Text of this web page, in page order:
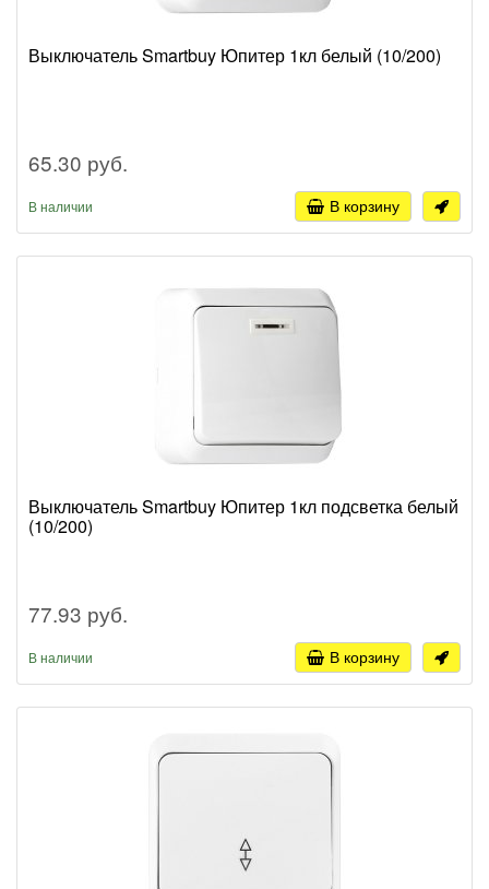
Выключатель Smartbuy Юпитер 1кл белый (10/200)
65.30 руб.
В наличии В корзину
Выключатель Smartbuy Юпитер 1кл подсветка белый
(10/200)
77.93 руб.
В наличии В корзину